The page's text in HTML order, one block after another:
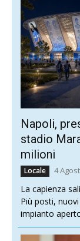
Napoli,
stadio
milioni
Locale 4
La capienza
Più posti,
impianto